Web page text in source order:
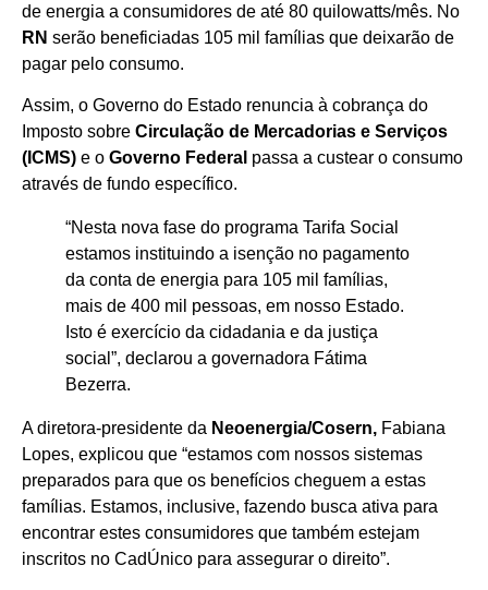
de energia a consumidores de até 80 quilowatts/mês. No
RN serão beneficiadas 105 mil famílias que deixarão de
pagar pelo consumo.
Assim, o Governo do Estado renuncia à cobrança do
Imposto sobre Circulação de Mercadorias e Serviços
(ICMS) e o Governo Federal passa a custear o consumo
através de fundo específico.
“Nesta nova fase do programa Tarifa Social
estamos instituindo a isenção no pagamento
da conta de energia para 105 mil famílias,
mais de 400 mil pessoas, em nosso Estado.
Isto é exercício da cidadania e da justiça
social”, declarou a governadora Fátima
Bezerra.
A diretora-presidente da Neoenergia/Cosern, Fabiana
Lopes, explicou que “estamos com nossos sistemas
preparados para que os benefícios cheguem a estas
famílias. Estamos, inclusive, fazendo busca ativa para
encontrar estes consumidores que também estejam
inscritos no CadÚnico para assegurar o direito”.